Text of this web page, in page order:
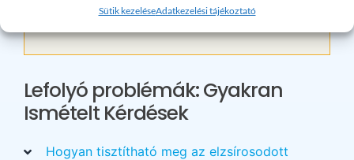
Sütik kezeléseAdatkezelési tájékoztató
Lefolyó problémák: Gyakran
Ismételt Kérdések
Hogyan tisztítható meg az elzsírosodott